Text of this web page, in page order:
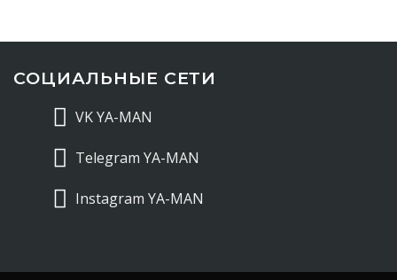
СОЦИАЛЬНЫЕ СЕТИ
VK YA-MAN
Telegram YA-MAN
Instagram YA-MAN